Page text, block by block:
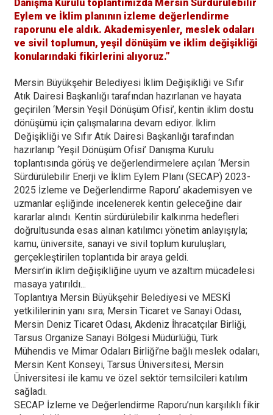
Danışma Kurulu toplantımızda Mersin Sürdürülebilir
Eylem ve İklim planının izleme değerlendirme
raporunu ele aldık. Akademisyenler, meslek odaları
ve sivil toplumun, yeşil dönüşüm ve iklim değişikliği
konularındaki fikirlerini alıyoruz.”
Mersin Büyükşehir Belediyesi İklim Değişikliği ve Sıfır
Atık Dairesi Başkanlığı tarafından hazırlanan ve hayata
geçirilen ‘Mersin Yeşil Dönüşüm Ofisi’, kentin iklim dostu
dönüşümü için çalışmalarına devam ediyor. İklim
Değişikliği ve Sıfır Atık Dairesi Başkanlığı tarafından
hazırlanıp ‘Yeşil Dönüşüm Ofisi’ Danışma Kurulu
toplantısında görüş ve değerlendirmelere açılan ‘Mersin
Sürdürülebilir Enerji ve İklim Eylem Planı (SECAP) 2023-
2025 İzleme ve Değerlendirme Raporu’ akademisyen ve
uzmanlar eşliğinde incelenerek kentin geleceğine dair
kararlar alındı. Kentin sürdürülebilir kalkınma hedefleri
doğrultusunda esas alınan katılımcı yönetim anlayışıyla;
kamu, üniversite, sanayi ve sivil toplum kuruluşları,
gerçekleştirilen toplantıda bir araya geldi.
Mersin’in iklim değişikliğine uyum ve azaltım mücadelesi
masaya yatırıldı...
Toplantıya Mersin Büyükşehir Belediyesi ve MESKİ
yetkililerinin yanı sıra; Mersin Ticaret ve Sanayi Odası,
Mersin Deniz Ticaret Odası, Akdeniz İhracatçılar Birliği,
Tarsus Organize Sanayi Bölgesi Müdürlüğü, Türk
Mühendis ve Mimar Odaları Birliği’ne bağlı meslek odaları,
Mersin Kent Konseyi, Tarsus Üniversitesi, Mersin
Üniversitesi ile kamu ve özel sektör temsilcileri katılım
sağladı.
SECAP İzleme ve Değerlendirme Raporu’nun karşılıklı fikir